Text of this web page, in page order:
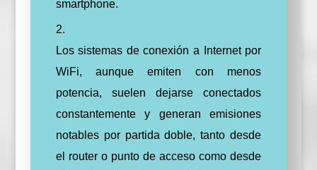
smartphone.
Los sistemas de conexión a Internet por
WiFi, aunque emiten con menos
potencia, suelen dejarse conectados
constantemente y generan emisiones
notables por partida doble, tanto desde
el router o punto de acceso como desde